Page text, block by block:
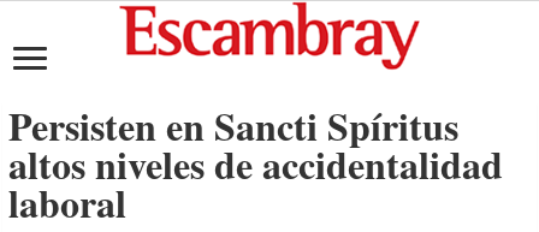
Persisten en Sancti Spíritus
altos niveles de accidentalidad
laboral